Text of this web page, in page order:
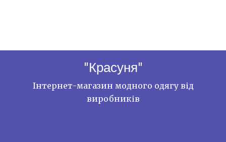
"Красуня"
Інтернет-магазин модного одягу від
виробників